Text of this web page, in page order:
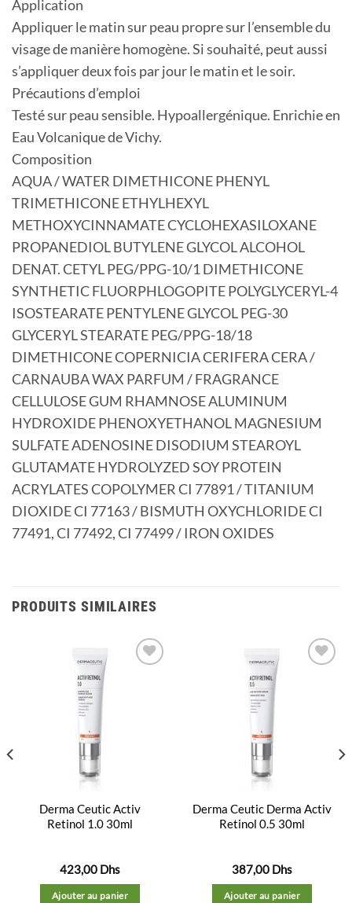
Application
Appliquer le matin sur peau propre sur l’ensemble du
visage de manière homogène. Si souhaité, peut aussi
s’appliquer deux fois par jour le matin et le soir.
Précautions d’emploi
Testé sur peau sensible. Hypoallergénique. Enrichie en
Eau Volcanique de Vichy.
Composition
AQUA / WATER DIMETHICONE PHENYL
TRIMETHICONE ETHYLHEXYL
METHOXYCINNAMATE CYCLOHEXASILOXANE
PROPANEDIOL BUTYLENE GLYCOL ALCOHOL
DENAT. CETYL PEG/PPG-10/1 DIMETHICONE
SYNTHETIC FLUORPHLOGOPITE POLYGLYCERYL-4
ISOSTEARATE PENTYLENE GLYCOL PEG-30
GLYCERYL STEARATE PEG/PPG-18/18
DIMETHICONE COPERNICIA CERIFERA CERA /
CARNAUBA WAX PARFUM / FRAGRANCE
CELLULOSE GUM RHAMNOSE ALUMINUM
HYDROXIDE PHENOXYETHANOL MAGNESIUM
SULFATE ADENOSINE DISODIUM STEAROYL
GLUTAMATE HYDROLYZED SOY PROTEIN
ACRYLATES COPOLYMER CI 77891 / TITANIUM
DIOXIDE CI 77163 / BISMUTH OXYCHLORIDE CI
77491, CI 77492, CI 77499 / IRON OXIDES
PRODUITS SIMILAIRES
Derma Ceutic Activ
Retinol 1.0 30ml
423,00 Dhs
Ajouter au panier
Derma Ceutic Derma Activ
Retinol 0.5 30ml
387,00 Dhs
Ajouter au panier